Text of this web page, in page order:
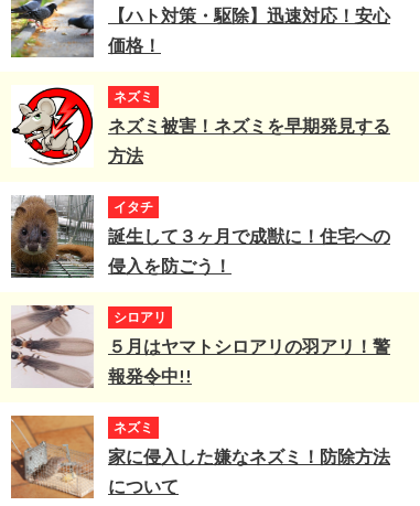
【ハト対策・駆除】迅速対応！安心
価格！
ネズミ
ネズミ被害！ネズミを早期発見する
方法
イタチ
誕生して３ヶ月で成獣に！住宅への
侵入を防ごう！
シロアリ
５月はヤマトシロアリの羽アリ！警
報発令中!!
ネズミ
家に侵入した嫌なネズミ！防除方法
について